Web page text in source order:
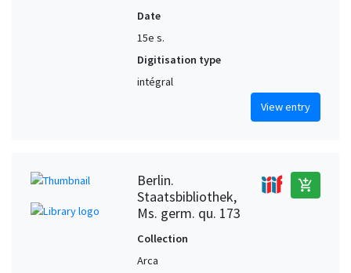
Date
15e s.
Digitisation type
intégral
View entry
Berlin.
Staatsbibliothek,
Ms. germ. qu. 173
add_shopping_cart
Collection
Arca